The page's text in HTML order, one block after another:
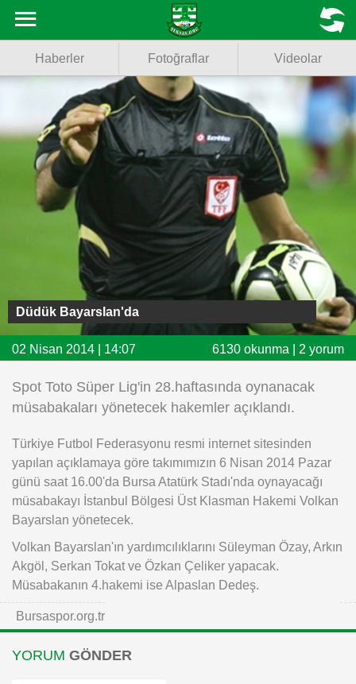
Fotoğraflar
Videolar
Basketbol
Voleybol
Puan Durumu
Fikstür
Facebook
Twitter
Instagram
iOS
MENU
Haberler Fotoğraflar Videolar
Düdük Bayarslan'da
02 Nisan 2014 | 14:07 6130 okunma | 2 yorum
Spot Toto Süper Lig'in 28.haftasında oynanacak
müsabakaları yönetecek hakemler açıklandı.
Türkiye Futbol Federasyonu resmi internet sitesinden
yapılan açıklamaya göre takımımızın 6 Nisan 2014 Pazar
günü saat 16.00'da Bursa Atatürk Stadı'nda oynayacağı
müsabakayı İstanbul Bölgesi Üst Klasman Hakemi Volkan
Bayarslan yönetecek.
Volkan Bayarslan'ın yardımcılıklarını Süleyman Özay, Arkın
Akgöl, Serkan Tokat ve Özkan Çeliker yapacak.
Müsabakanın 4.hakemi ise Alpaslan Dedeş.
Bursaspor.org.tr
YORUM GÖNDER